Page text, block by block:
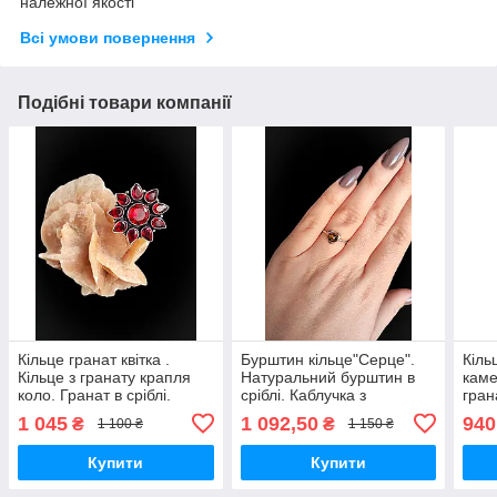
Всі умови повернення
Подібні товари компанії
Кільце гранат квітка .
Кільце з гранату крапля
коло. Гранат в сріблі.
1 045 ₴ 1 100 ₴
Купити
Бурштин кільце"Серце".
Натуральний бурштин в
сріблі. Каблучка з
коло. Розмір 15,5. Індія.
1 092,50₴ 1 150 ₴
Купити